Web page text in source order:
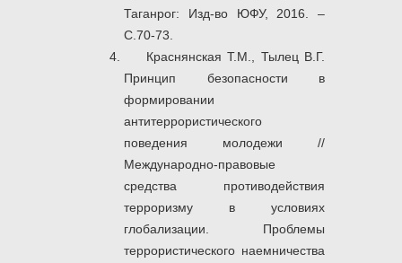
Таганрог: Изд-во ЮФУ, 2016. –
С.70-73.
Краснянская Т.М., Тылец В.Г.
Принцип безопасности в
формировании
антитеррористического
поведения молодежи //
Международно-правовые
средства противодействия
терроризму в условиях
глобализации. Проблемы
террористического наемничества